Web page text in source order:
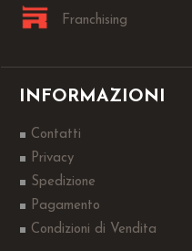
Franchising
INFORMAZIONI
Contatti
Privacy
Spedizione
Pagamento
Condizioni di Vendita